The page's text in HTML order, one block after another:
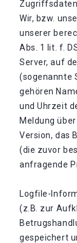
Wir, bzw.
unserer
Abs. 1 lit. f.
Server, auf
(sogenannte
gehören
und Uhrzeit
Meldung
Version, das
(die zuvor
anfragende
Logfile-
(z.B. zur
gespeichert